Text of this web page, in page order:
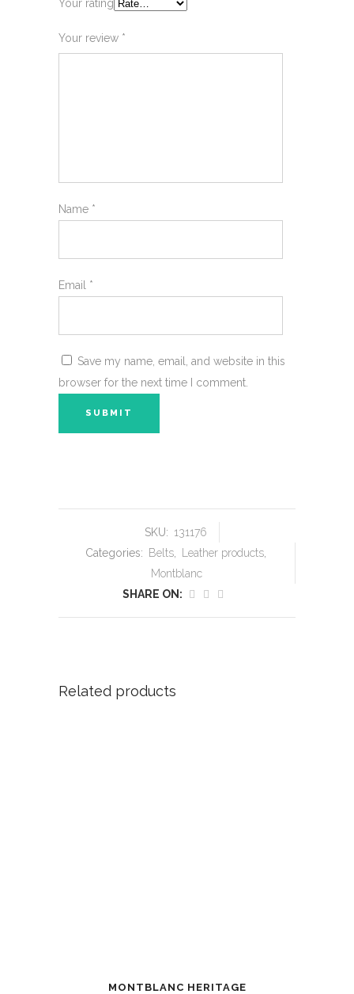
Your rating
Your review *
Name *
Email *
Save my name, email, and website in this
browser for the next time I comment.
SKU: 131176
Categories:
Belts, Leather products,
Montblanc
SHARE ON:
Related products
MONTBLANC HERITAGE